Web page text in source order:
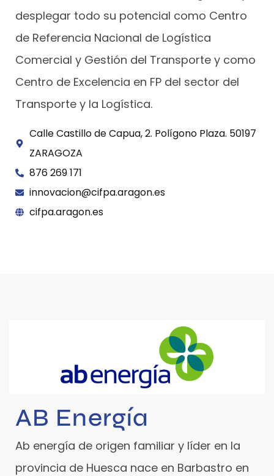
desplegar todo su potencial como Centro
de Referencia Nacional de Logística
Comercial y Gestión del Transporte y como
Centro de Excelencia en FP del sector del
Transporte y la Logística.
Calle Castillo de Capua, 2. Polígono Plaza. 50197
ZARAGOZA
876 269 171
innovacion@cifpa.aragon.es
cifpa.aragon.es
AB Energía
Ab energía de origen familiar y líder en la
provincia de Huesca nace en Barbastro en